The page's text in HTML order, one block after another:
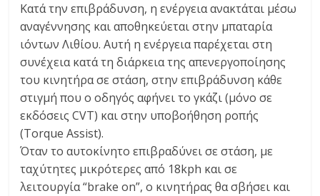
Κατά την επιβράδυνση, η ενέργεια ανακτάται μέσω
αναγέννησης και αποθηκεύεται στην μπαταρία
ιόντων Λιθίου. Αυτή η ενέργεια παρέχεται στη
συνέχεια κατά τη διάρκεια της απενεργοποίησης
του κινητήρα σε στάση, στην επιβράδυνση κάθε
στιγμή που ο οδηγός αφήνει το γκάζι (μόνο σε
εκδόσεις CVT) και στην υποβοήθηση ροπής
(Torque Assist).
Όταν το αυτοκίνητο επιβραδύνει σε στάση, με
ταχύτητες μικρότερες από 18kph και σε
λειτουργία “brake on”, ο κινητήρας θα σβήσει και